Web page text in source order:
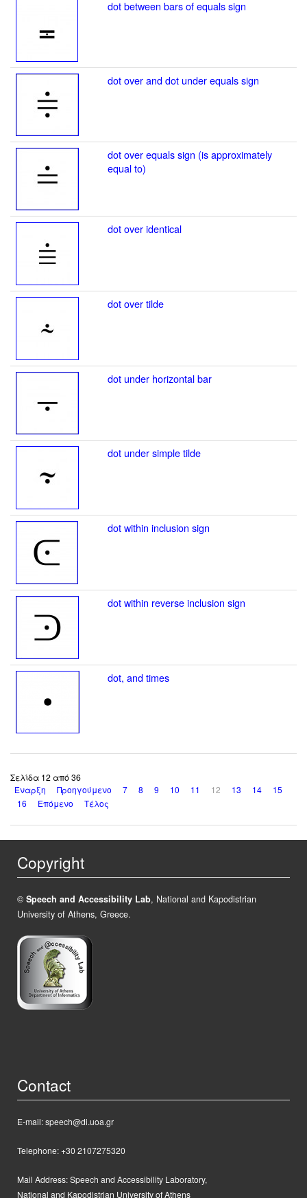
dot between bars of equals sign
dot over and dot under equals sign
dot over equals sign (is approximately
equal to)
dot over identical
dot over tilde
dot under horizontal bar
dot under simple tilde
dot within inclusion sign
dot within reverse inclusion sign
dot, and times
Σελίδα 12 από 36
Έναρξη
Προηγούμενο 7 8 9 10 11 12 13 14
15
16
Επόμενο Τέλος
Copyright
© Speech and Accessibility Lab, National and Kapodistrian
University of Athens, Greece.
Contact
E-mail: speech@di.uoa.gr
Telephone: +30 2107275320
Mail Address:Speech and Accessibility Laboratory,
National and Kapodistrian University of Athens